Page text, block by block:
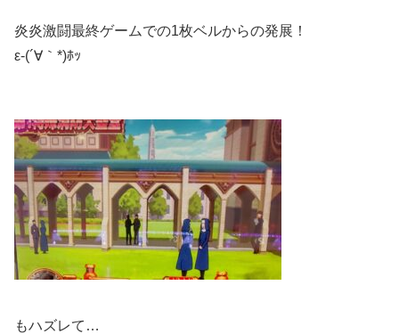
炎炎激闘最終ゲームでの1枚ベルからの発展！
ε-(´∀｀*)ﾎｯ
もハズレて…